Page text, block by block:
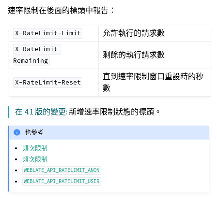
速率限制在後面的標頭中報告：
X-RateLimit-Limit 允許執行的請求數
X-RateLimit-
Remaining
剩餘的執行請求數
X-RateLimit-Reset
直到速率限制窗口重設時的秒
數
在 4.1 版的變更:新增速率限制狀態的標頭。
也參考
頻次限制
頻次限制
WEBLATE_API_RATELIMIT_ANON
WEBLATE_API_RATELIMIT_USER